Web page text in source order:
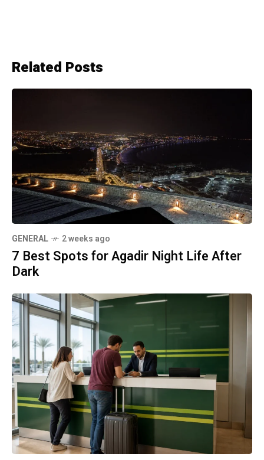
Related Posts
GENERAL 2 weeks ago
7 Best Spots for Agadir Night Life After
Dark